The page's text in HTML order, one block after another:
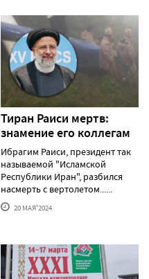
Тиран Раиси мертв:
знамение его коллегам
Ибрагим Раиси, президент так
называемой "Исламской
Республики Иран", разбился
насмерть с вертолетом......
20 МАЯ'2024